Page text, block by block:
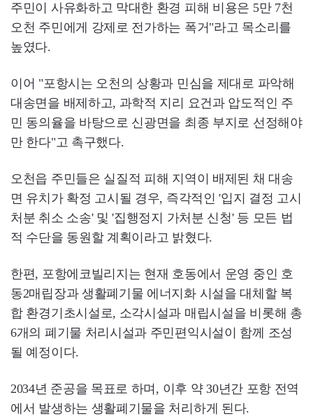
주민이 사유화하고 막대한 환경 피해 비용은 5만 7천
오천 주민에게 강제로 전가하는 폭거"라고 목소리를
높였다.
이어 "포항시는 오천의 상황과 민심을 제대로 파악해
대송면을 배제하고, 과학적 지리 요건과 압도적인 주
민 동의율을 바탕으로 신광면을 최종 부지로 선정해야
만 한다"고 촉구했다.
오천읍 주민들은 실질적 피해 지역이 배제된 채 대송
면 유치가 확정 고시될 경우, 즉각적인 '입지 결정 고시
처분 취소 소송' 및 '집행정지 가처분 신청' 등 모든 법
적 수단을 동원할 계획이라고 밝혔다.
한편, 포항에코빌리지는 현재 호동에서 운영 중인 호
동2매립장과 생활폐기물 에너지화 시설을 대체할 복
합 환경기초시설로, 소각시설과 매립시설을 비롯해 총
6개의 폐기물 처리시설과 주민편익시설이 함께 조성
될 예정이다.
2034년 준공을 목표로 하며, 이후 약 30년간 포항 전역
에서 발생하는 생활폐기물을 처리하게 된다.